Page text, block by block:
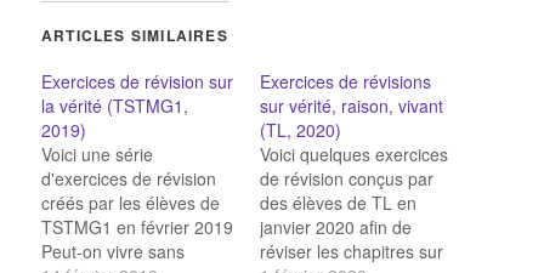
ARTICLES SIMILAIRES
Exercices de révision sur
la vérité (TSTMG1,
2019)
Voici une série
d'exercices de révision
créés par les élèves de
TSTMG1 en février 2019
Peut-on vivre sans
Exercices de révisions
sur vérité, raison, vivant
(TL, 2020)
Voici quelques exercices
de révision conçus par
des élèves de TL en
janvier 2020 afin de
réviser les chapitres sur